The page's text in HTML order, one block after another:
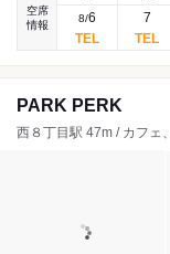
空席
情報
8/6 7
PARK PERK
西８丁目駅 47m / カフェ、